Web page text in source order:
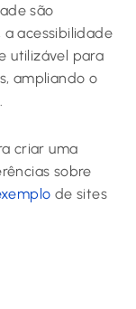
são
a acessibilidade
utilizável para
ampliando o
criar uma
sobre
de sites